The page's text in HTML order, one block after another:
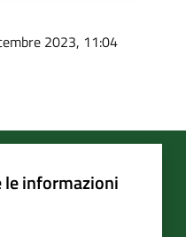
2023, 11:04
le informazioni